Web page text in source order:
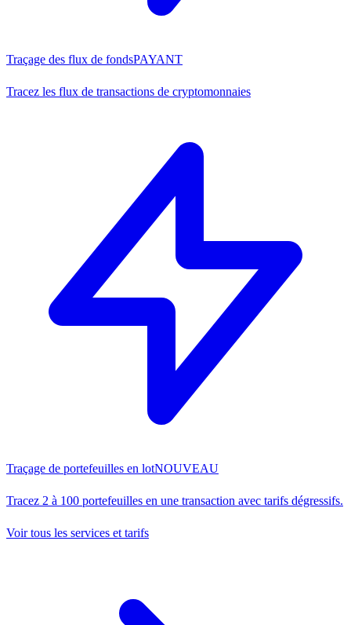
Traçage des flux de fondsPAYANT
Tracez les flux de transactions de cryptomonnaies
Traçage de portefeuilles en lotNOUVEAU
Tracez 2 à 100 portefeuilles en une transaction avec tarifs dégressifs.
Voir tous les services et tarifs